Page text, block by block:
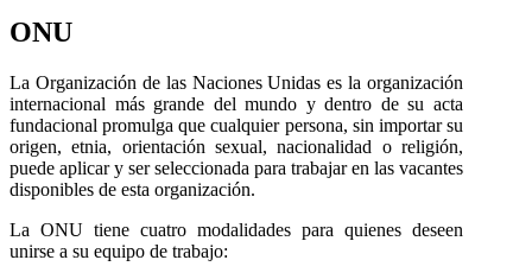
ONU
La Organización de las Naciones Unidas es la organización
internacional más grande del mundo y dentro de su acta
fundacional promulga que cualquier persona, sin importar su
origen, etnia, orientación sexual, nacionalidad o religión,
puede aplicar y ser seleccionada para trabajar en las vacantes
disponibles de esta organización.
La ONU tiene cuatro modalidades para quienes deseen
unirse a su equipo de trabajo: